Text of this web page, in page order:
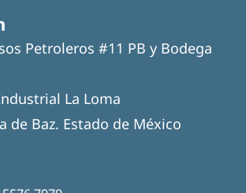
Petroleros #11 PB y Bodega
La Loma
de Baz. Estado de México